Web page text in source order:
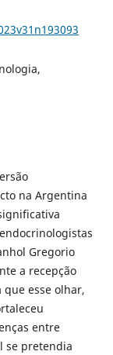
na Argentina
Gregorio
a recepção
que esse olhar,
entre
se pretendia